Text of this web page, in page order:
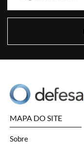
MAPA DO SITE
Sobre